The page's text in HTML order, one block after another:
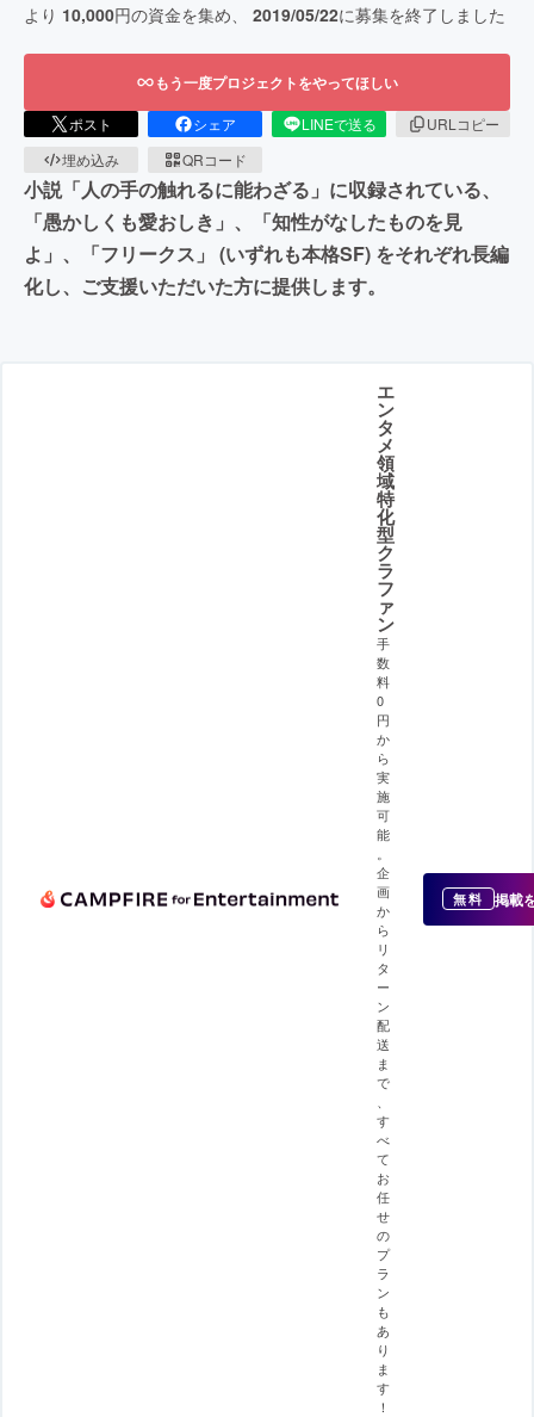
より 10,000円の資金を集め、 2019/05/22に募集を終了しました
もう一度プロジェクトをやってほしい
ポスト シェア LINEで送る
URLコピー
埋め込み
QRコード
小説「人の手の触れるに能わざる」に収録されている、
「愚かしくも愛おしき」、「知性がなしたものを見
よ」、「フリークス」 (いずれも本格SF) をそれぞれ長編
化し、ご支援いただいた方に提供します。
エ
ン
タ
メ
領
域
特
化
型
ク
ラ
フ
ァ
ン
手
数
料
0
円
か
ら
実
施
可
能
企
画
か
ら
リ
タ
ー
ン
配
送
ま
で
す
べ
て
お
任
せ
の
プ
ラ
ン
も
あ
り
ま
す
！
無料 掲載